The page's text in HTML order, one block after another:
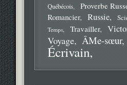
Québécois
Proverbe
Romancier Russie
Temps Travailler
Voyage ÂMe-sœur
Écrivain